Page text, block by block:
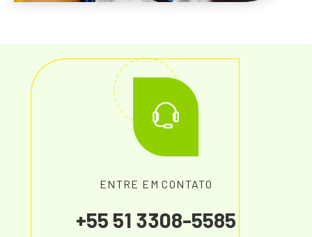
ENTRE EM CONTATO
+55 51 3308-5585